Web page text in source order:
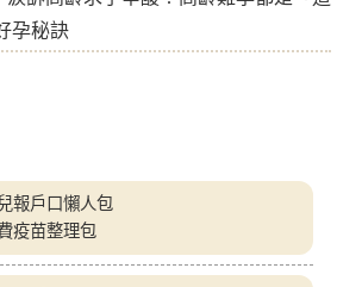
孕秘訣
報戶口懶人包
疫苗整理包